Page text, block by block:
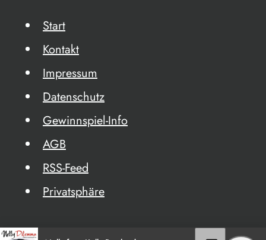
Start
Kontakt
Impressum
Datenschutz
Gewinnspiel-Info
AGB
RSS-Feed
Privatsphäre